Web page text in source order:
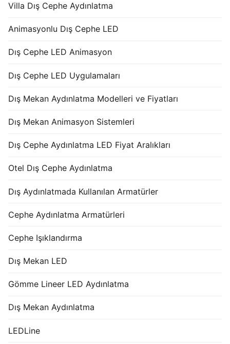
Villa Dış Cephe Aydınlatma
Animasyonlu Dış Cephe LED
Dış Cephe LED Animasyon
Dış Cephe LED Uygulamaları
Dış Mekan Aydınlatma Modelleri ve Fiyatları
Dış Mekan Animasyon Sistemleri
Dış Cephe Aydınlatma LED Fiyat Aralıkları
Otel Dış Cephe Aydınlatma
Dış Aydınlatmada Kullanılan Armatürler
Cephe Aydınlatma Armatürleri
Cephe Işıklandırma
Dış Mekan LED
Gömme Lineer LED Aydınlatma
Dış Mekan Aydınlatma
LEDLine